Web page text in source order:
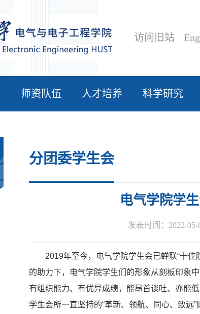
访问旧站
师资队伍 人才培养 科学研究
分团委学生会
电气学院学
发表时间：2022-
2019年至今，电气学院学生会已蝉联“十佳
的助力下，电气学院学生们的形象从刻板印象
有组织能力、有优异成绩，能昂首谈吐、亦能
学生会所一直坚持的“革新、领航、同心、致远”